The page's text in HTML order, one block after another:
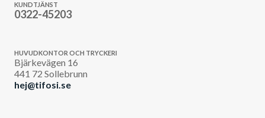
KUNDTJÄNST
0322-45203
HUVUDKONTOR OCH TRYCKERI
Bjärkevägen 16
441 72 Sollebrunn
hej@tifosi.se